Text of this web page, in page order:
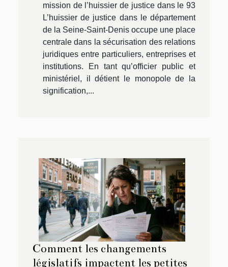
mission de l’huissier de justice dans le 93
L’huissier de justice dans le département
de la Seine-Saint-Denis occupe une place
centrale dans la sécurisation des relations
juridiques entre particuliers, entreprises et
institutions. En tant qu’officier public et
ministériel, il détient le monopole de la
signification,...
Comment les changements
législatifs impactent les petites